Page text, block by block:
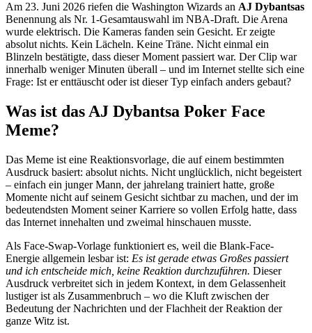
Am 23. Juni 2026 riefen die Washington Wizards an AJ Dybantsas
Benennung als Nr. 1-Gesamtauswahl im NBA-Draft. Die Arena
wurde elektrisch. Die Kameras fanden sein Gesicht. Er zeigte
absolut nichts. Kein Lächeln. Keine Träne. Nicht einmal ein
Blinzeln bestätigte, dass dieser Moment passiert war. Der Clip war
innerhalb weniger Minuten überall – und im Internet stellte sich eine
Frage: Ist er enttäuscht oder ist dieser Typ einfach anders gebaut?
Was ist das AJ Dybantsa Poker Face
Meme?
Das Meme ist eine Reaktionsvorlage, die auf einem bestimmten
Ausdruck basiert: absolut nichts. Nicht unglücklich, nicht begeistert
– einfach ein junger Mann, der jahrelang trainiert hatte, große
Momente nicht auf seinem Gesicht sichtbar zu machen, und der im
bedeutendsten Moment seiner Karriere so vollen Erfolg hatte, dass
das Internet innehalten und zweimal hinschauen musste.
Als Face-Swap-Vorlage funktioniert es, weil die Blank-Face-
Energie allgemein lesbar ist: Es ist gerade etwas Großes passiert
und ich entscheide mich, keine Reaktion durchzuführen. Dieser
Ausdruck verbreitet sich in jedem Kontext, in dem Gelassenheit
lustiger ist als Zusammenbruch – wo die Kluft zwischen der
Bedeutung der Nachrichten und der Flachheit der Reaktion der
ganze Witz ist.